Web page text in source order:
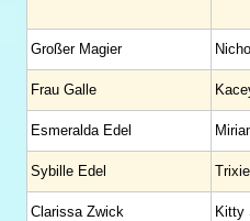
Großer Magier
Frau Galle
Esmeralda Edel
Sybille Edel
Clarissa Zwick Kitty